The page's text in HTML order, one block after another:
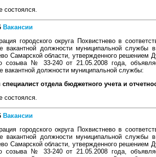
состоялся.
Вакансии
городского округа Похвистнево в
вакантной должности муниципальной службы в
Самарской области, утвержденного решением
созыва № 33-240 от 21.05.2008 года,
вакантной должности муниципальной службы:
отдела бюджетного учета и
состоялся.
Вакансии
городского округа Похвистнево в
вакантной должности муниципальной службы в
Самарской области, утвержденного решением
созыва № 33-240 от 21.05.2008 года,